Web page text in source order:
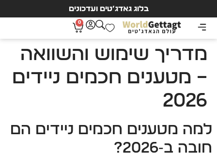
בלוג גאדג’טים ועדכונים
0
מדריך שימוש והשוואה
– מטענים חכמים ניידים
2026
למה מטענים חכמים ניידים הם
חובה ב‑2026?